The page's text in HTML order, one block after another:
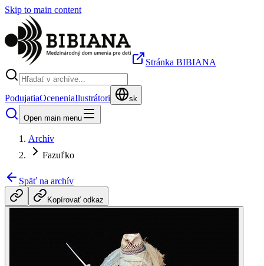
Skip to main content
Stránka BIBIANA
PodujatiaOceneniaIlustrátori sk
Open main menu
Archív
Fazuľko
Späť na archív
Kopírovať odkaz